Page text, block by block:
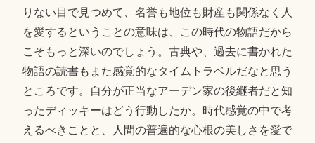
りない目で見つめて、名誉も地位も財産も関係なく人
を愛するということの意味は、この時代の物語だから
こそもっと深いのでしょう。古典や、過去に書かれた
物語の読書もまた感覚的なタイムトラベルだなと思う
ところです。自分が正当なアーデン家の後継者だと知
ったディッキーはどう行動したか。時代感覚の中で考
えるべきことと、人間の普遍的な心根の美しさを愛で